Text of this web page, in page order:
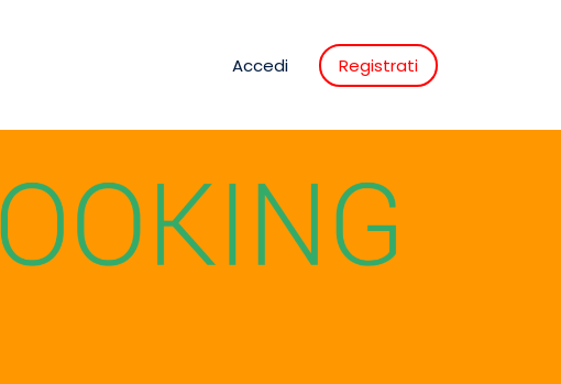
Accedi Registrati